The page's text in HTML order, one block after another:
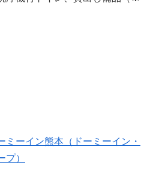
ーイン熊本（ドーミーイン・
）